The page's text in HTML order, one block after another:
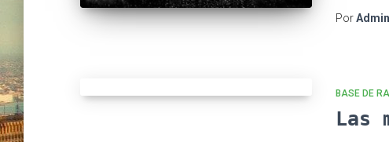
PorAdmin
BASE DE
Las